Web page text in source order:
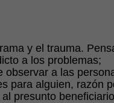
y el trauma.
a los problemas;
observar a las
para alguien, razón
presunto